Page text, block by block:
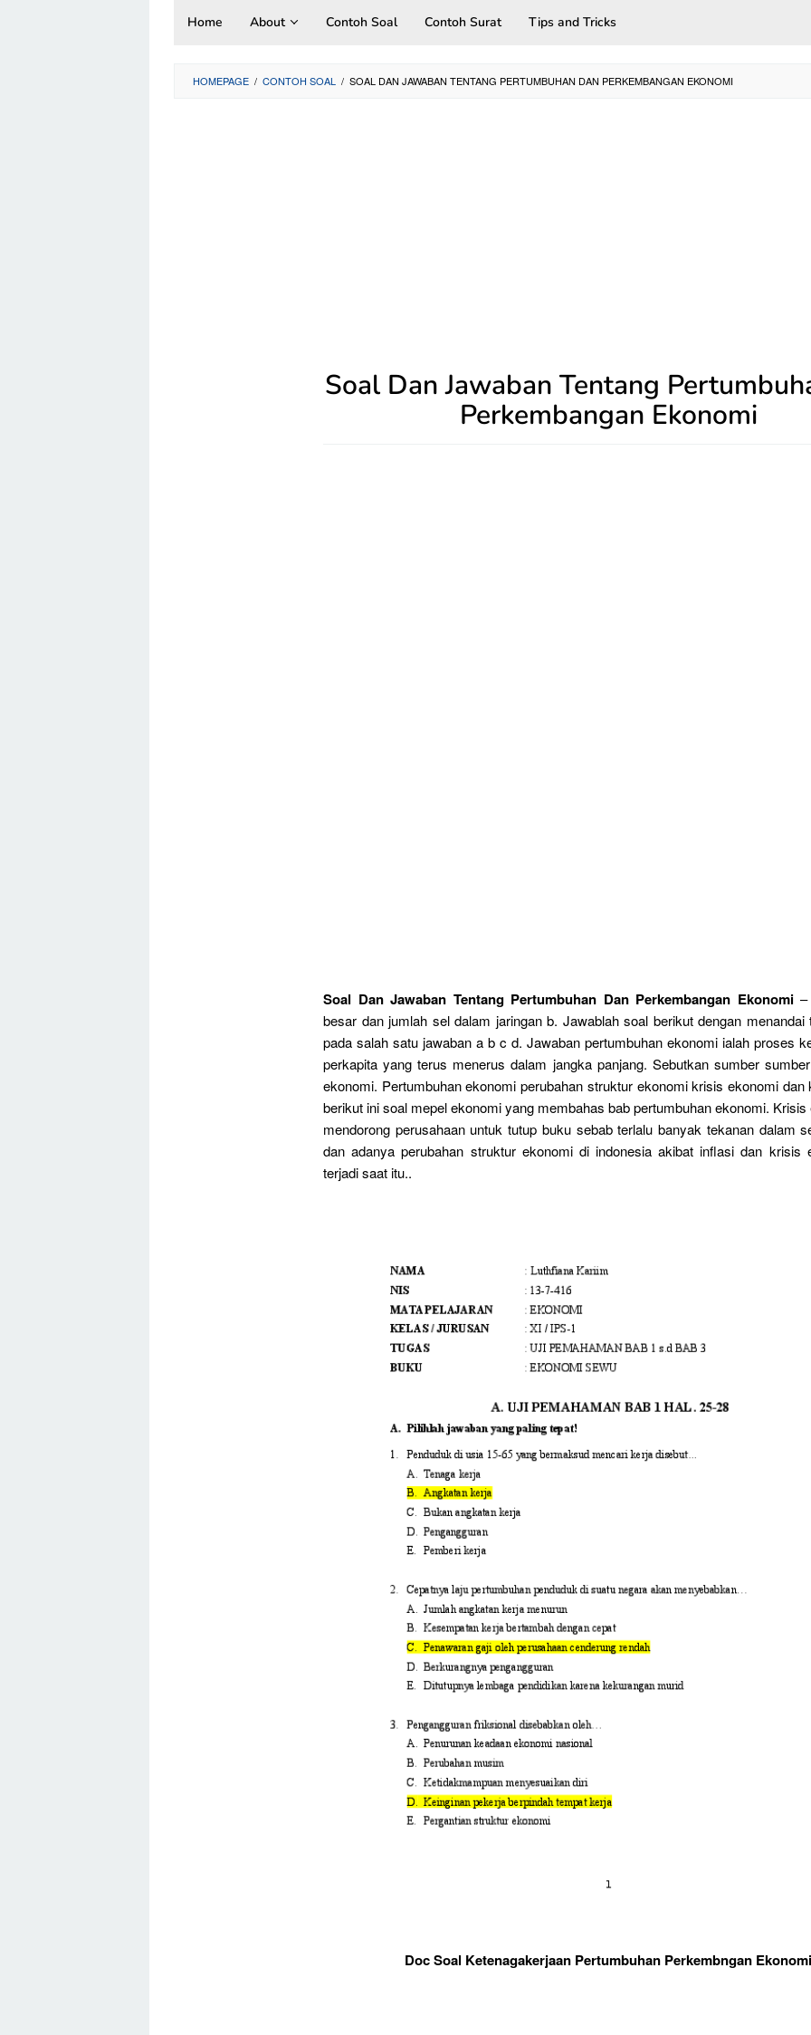
Home About Contoh Soal Contoh Surat Tips and Tricks
HOMEPAGE / CONTOH SOAL / SOAL DAN JAWABAN TENTANG PERTUMBUHAN DAN PERKEMBANGAN EKONOMI
Soal Dan Jawaban Tentang
Perkembangan Ekonomi
Soal Dan Jawaban Tentang Pertumbuhan Dan Perkembangan Ekonomi–
besar dan jumlah sel dalam jaringan b. Jawablah soal berikut dengan menandai
pada salah satu jawaban a b c d. Jawaban pertumbuhan ekonomi ialah proses
perkapita yang terus menerus dalam jangka panjang. Sebutkan sumber
ekonomi. Pertumbuhan ekonomi perubahan struktur ekonomi krisis ekonomi dan
berikut ini soal mepel ekonomi yang membahas bab pertumbuhan ekonomi.
mendorong perusahaan untuk tutup buku sebab terlalu banyak tekanan dalam
dan adanya perubahan struktur ekonomi di indonesia akibat inflasi dan krisis
terjadi saat itu..
Doc Soal Ketenagakerjaan Pertumbuhan Perkembngan Ekonomi